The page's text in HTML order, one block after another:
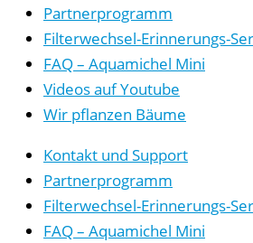
Partnerprogramm
Filterwechsel-Erinnerungs-
FAQ – Aquamichel Mini
Videos auf Youtube
Wir pflanzen Bäume
Kontakt und Support
Partnerprogramm
Filterwechsel-Erinnerungs-
FAQ – Aquamichel Mini